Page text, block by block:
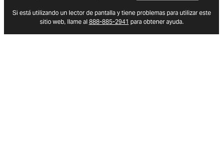
Si está utilizando un lector de pantalla y tiene problemas para utilizar este
sitio web, llame al 888-885-2941 para obtener ayuda.